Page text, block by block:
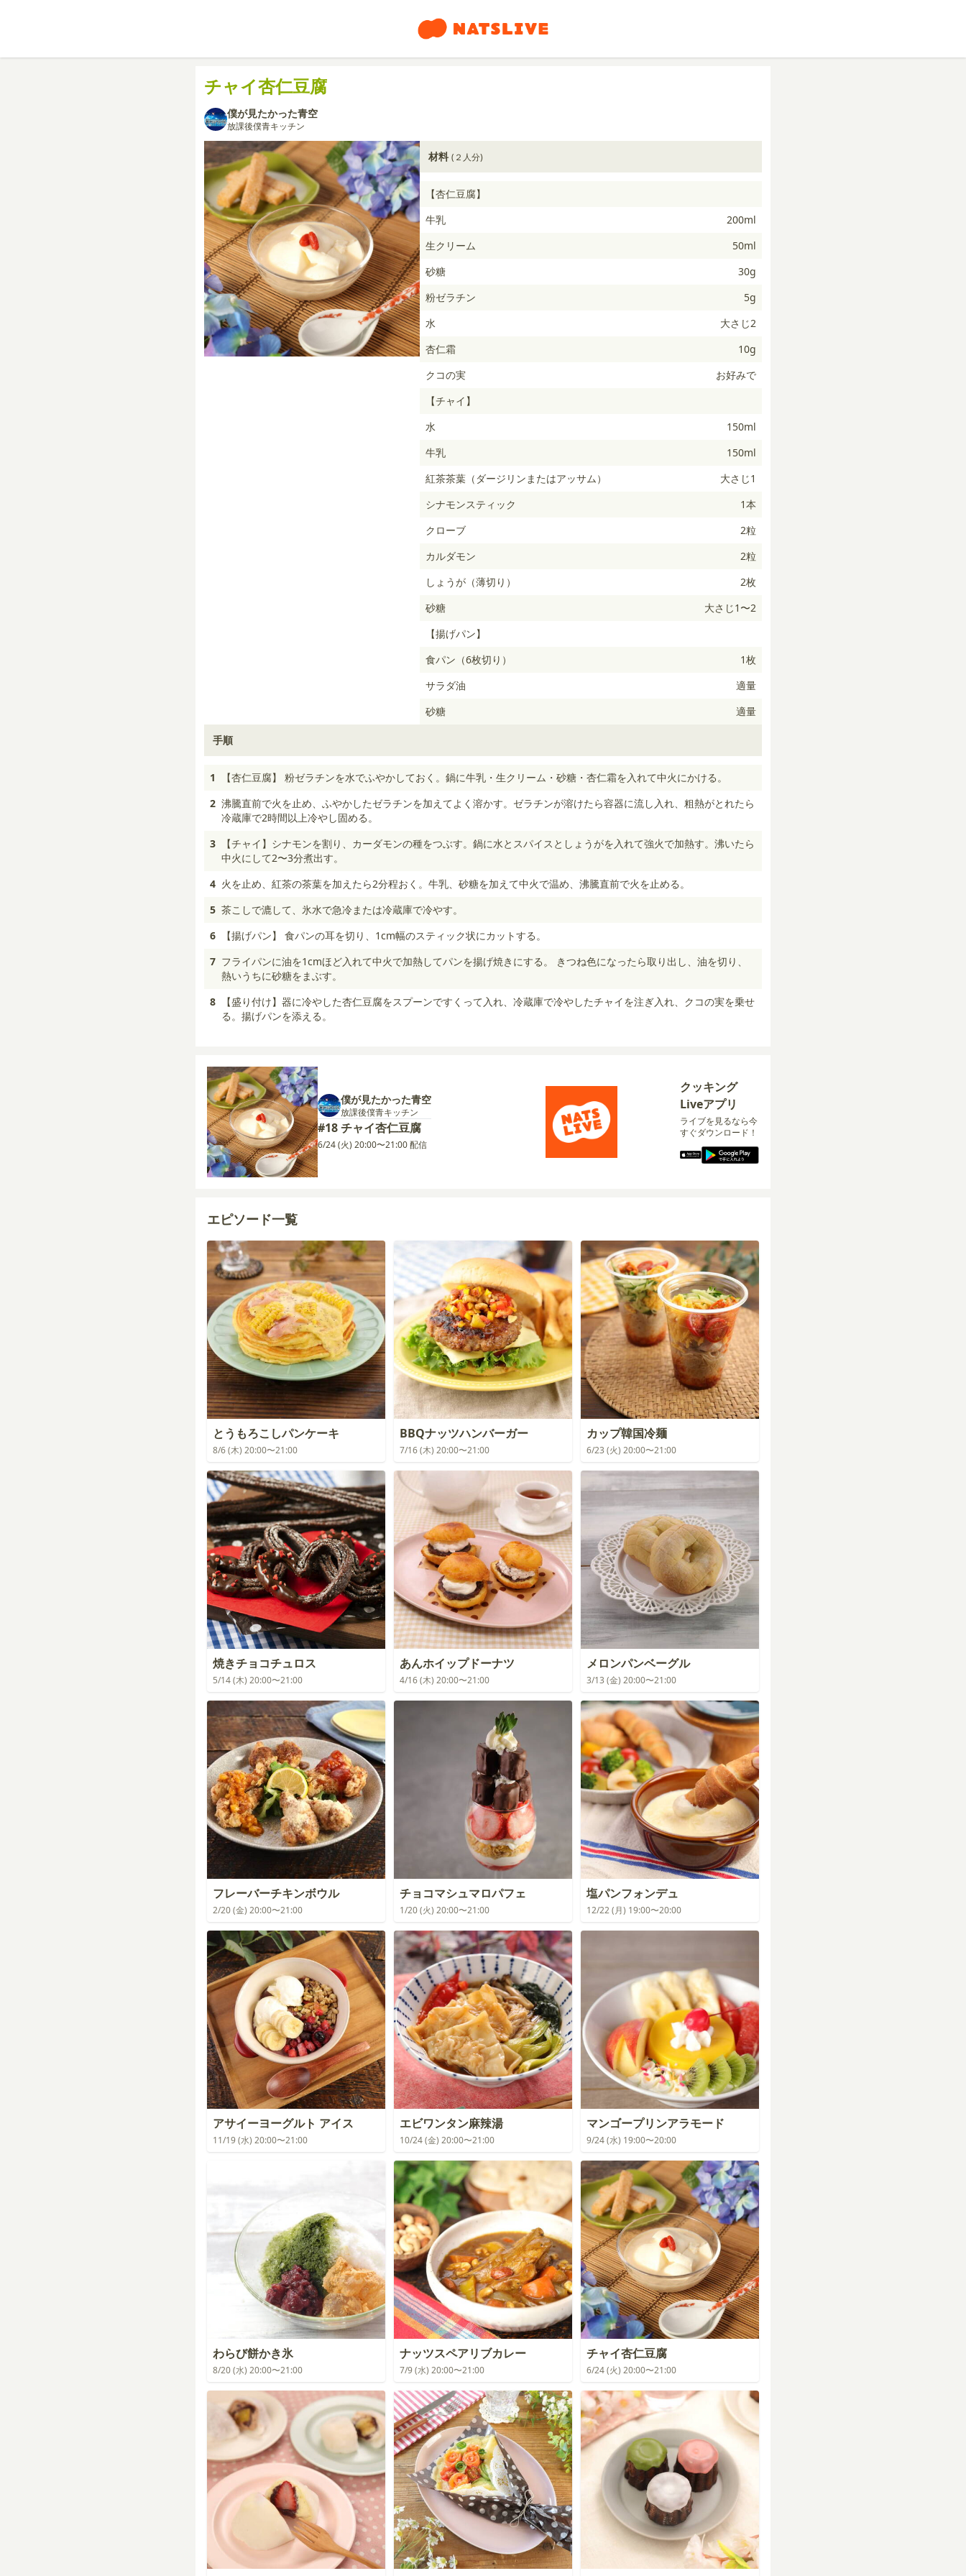
チャイ杏仁豆腐
僕が見たかった青空
放課後僕青キッチン
材料 (２人分)
【杏仁豆腐】
牛乳
200ml
生クリーム
50ml
砂糖
30g
粉ゼラチン
5g
水
大さじ2
杏仁霜
10g
クコの実
お好みで
【チャイ】
水
150ml
牛乳
150ml
紅茶茶葉（ダージリンまたはアッサム）
大さじ1
シナモンスティック
1本
クローブ
2粒
カルダモン
2粒
しょうが（薄切り）
2枚
砂糖
大さじ1〜2
【揚げパン】
食パン（6枚切り）
1枚
サラダ油
適量
砂糖
適量
手順
1
【杏仁豆腐】 粉ゼラチンを水でふやかしておく。鍋に牛乳・生クリーム・砂糖・杏仁霜を入れて中火にかける。
2 沸騰直前で火を止め、ふやかしたゼラチンを加えてよく溶かす。ゼラチンが溶けたら容器に流し入れ、粗熱がとれたら
冷蔵庫で2時間以上冷やし固める。
3
【チャイ】シナモンを割り、カーダモンの種をつぶす。鍋に水とスパイスとしょうがを入れて強火で加熱す。沸いたら
中火にして2〜3分煮出す。
4 火を止め、紅茶の茶葉を加えたら2分程おく。牛乳、砂糖を加えて中火で温め、沸騰直前で火を止める。
5 茶こしで漉して、氷水で急冷または冷蔵庫で冷やす。
6
【揚げパン】 食パンの耳を切り、1cm幅のスティック状にカットする。
7 フライパンに油を1cmほど入れて中火で加熱してパンを揚げ焼きにする。 きつね色になったら取り出し、油を切り、
熱いうちに砂糖をまぶす。
8
【盛り付け】器に冷やした杏仁豆腐をスプーンですくって入れ、冷蔵庫で冷やしたチャイを注ぎ入れ、クコの実を乗せ
る。揚げパンを添える。
僕が見たかった青空
放課後僕青キッチン
#18 チャイ杏仁豆腐
6/24 (火) 20:00〜21:00 配信
クッキング
Liveアプリ
ライブを見るなら今
すぐダウンロード！
エピソード一覧
とうもろこしパンケーキ
8/6 (木) 20:00〜21:00
BBQナッツハンバーガー
7/16 (木) 20:00〜21:00
カップ韓国冷麺
6/23 (火) 20:00〜21:00
焼きチョコチュロス
5/14 (木) 20:00〜21:00
あんホイップドーナツ
4/16 (木) 20:00〜21:00
メロンパンベーグル
3/13 (金) 20:00〜21:00
フレーバーチキンボウル
2/20 (金) 20:00〜21:00
チョコマシュマロパフェ
1/20 (火) 20:00〜21:00
塩パンフォンデュ
12/22 (月) 19:00〜20:00
アサイーヨーグルト アイス
11/19 (水) 20:00〜21:00
エビワンタン麻辣湯
10/24 (金) 20:00〜21:00
マンゴープリンアラモード
9/24 (水) 19:00〜20:00
わらび餅かき氷
8/20 (水) 20:00〜21:00
ナッツスペアリブカレー
7/9 (水) 20:00〜21:00
チャイ杏仁豆腐
6/24 (火) 20:00〜21:00